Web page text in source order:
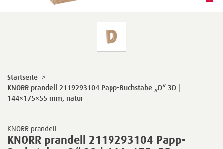
KNORR prandell
KNORR prandell 2119293104 Papp-
Startseite >
KNORR prandell 2119293104 Papp-Buchstabe „D“ 3D |
144×175×55 mm, natur